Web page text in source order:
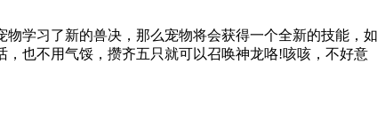
学习了新的兽决，那么宠物将会获得一个全新的技能，如
也不用气馁，攒齐五只就可以召唤神龙咯!咳咳，不好意